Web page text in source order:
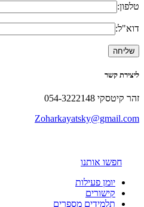
טלפון:
דוא"ל:
ליצירת קשר
זהר קיטסקי 054-3222148
Zoharkayatsky@gmail.com
חפשו אותנו
יומן פעילות
קישורים
תלמידים מספרים